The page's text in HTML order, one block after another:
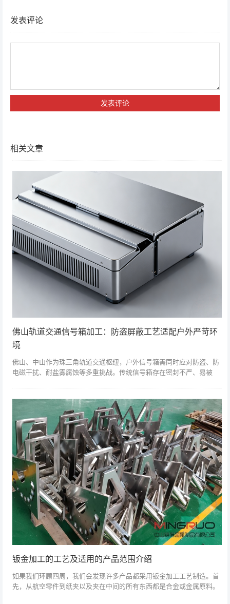
发表评论
相关文章
佛山轨道交通信号箱加工：防盗屏蔽工艺适配户外严苛环
境
佛山、中山作为珠三角轨道交通枢纽，户外信号箱需同时应对防盗、防
电磁干扰、耐盐雾腐蚀等多重挑战。传统信号箱存在密封不严、易被
钣金加工的工艺及适用的产品范围介绍
如果我们环顾四周，我们会发现许多产品都采用钣金加工工艺制造。首
先，从航空零件到纸夹以及夹在中间的所有东西都是合金或金属原料。